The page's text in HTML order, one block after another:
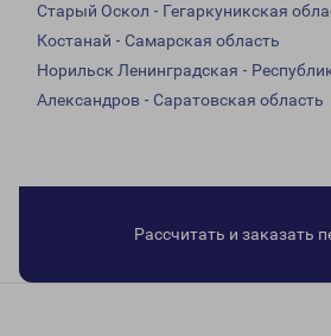
Старый Оскол - Гегаркуникская
Костанай - Самарская область
Норильск Ленинградская -
Александров - Саратовская область
Рассчитать и заказать